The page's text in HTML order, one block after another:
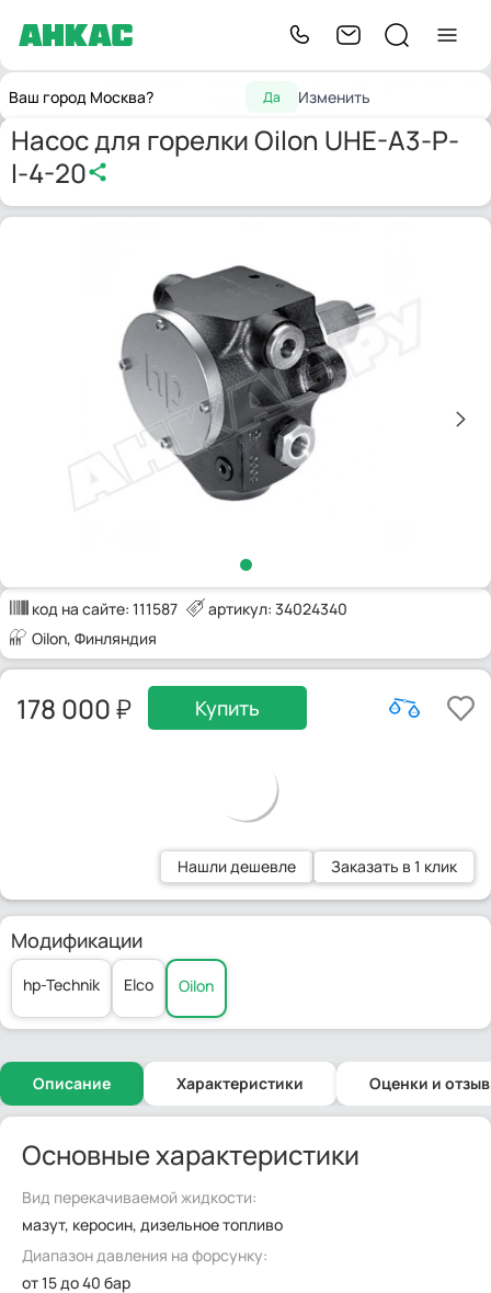
Ваш город Москва? Да Изменить
Главнаягорелок
A3-P-I-4-20
Насос для горелки Oilon UHE-A3-P-
I-4-20
код на сайте: 111587
артикул: 34024340
Oilon, Финляндия
178 000 Купить
Нашли дешевле Заказать в 1 клик
Модификации
hp-Technik Elco Oilon
Описание Характеристики Оценки и
Основные характеристики
Вид перекачиваемой жидкости:
мазут, керосин, дизельное топливо
Диапазон давления на форсунку:
от 15 до 40 бар